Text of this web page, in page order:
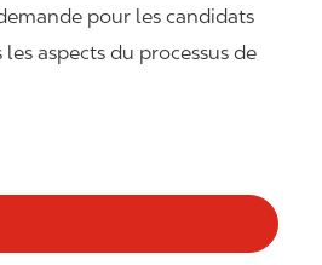
pour les candidats
aspects du processus de